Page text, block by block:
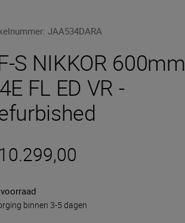
:JAA534DARA
S NIKKOR 600mm
FL ED VR -
binnen 3-5 dagen